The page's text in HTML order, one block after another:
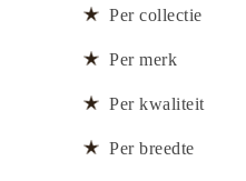
Per collectie
Per merk
Per kwaliteit
Per breedte